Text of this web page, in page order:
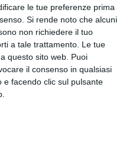
le tue preferenze prima
Si rende noto che alcuni
non richiedere il tuo
a tale trattamento. Le tue
questo sito web. Puoi
il consenso in qualsiasi
e facendo clic sul pulsante